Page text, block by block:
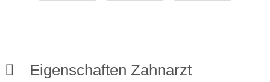
Eigenschaften Zahnarzt